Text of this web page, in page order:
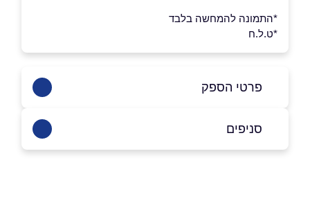
*התמונה להמחשה בלבד
*ט.ל.ח
פרטי הספק
באינסטגרם
סניפים